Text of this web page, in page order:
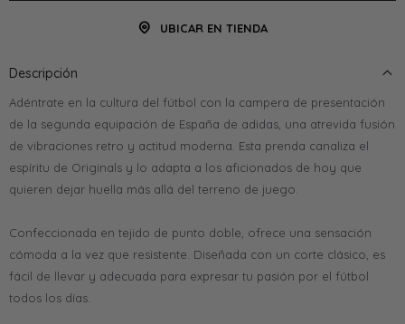
UBICAR EN TIENDA
Descripción
Adéntrate en la cultura del fútbol con la campera de presentación
de la segunda equipación de España de adidas, una atrevida fusión
de vibraciones retro y actitud moderna. Esta prenda canaliza el
espíritu de Originals y lo adapta a los aficionados de hoy que
quieren dejar huella más allá del terreno de juego.
Confeccionada en tejido de punto doble, ofrece una sensación
cómoda a la vez que resistente. Diseñada con un corte clásico, es
fácil de llevar y adecuada para expresar tu pasión por el fútbol
todos los días.